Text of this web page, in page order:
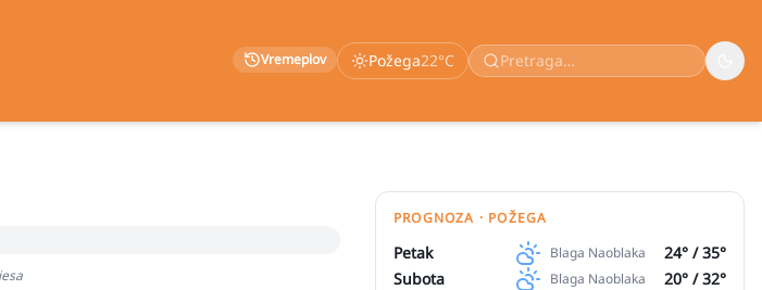
Vremeplov Požega22°C
PROGNOZA · POŽEGA
Petak Blaga Naoblaka 24° /35°
Subota
Blaga Naoblaka 20° /32°